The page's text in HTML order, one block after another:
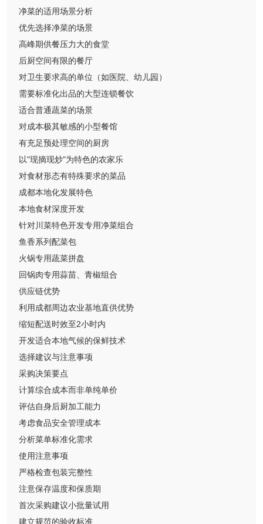
净菜的适用场景分析
优先选择净菜的场景
高峰期供餐压力大的食堂
后厨空间有限的餐厅
对卫生要求高的单位（如医院、幼儿园）
需要标准化出品的大型连锁餐饮
适合普通蔬菜的场景
对成本极其敏感的小型餐馆
有充足预处理空间的厨房
以"现摘现炒"为特色的农家乐
对食材形态有特殊要求的菜品
成都本地化发展特色
本地食材深度开发
针对川菜特色开发专用净菜组合
鱼香系列配菜包
火锅专用蔬菜拼盘
回锅肉专用蒜苗、青椒组合
供应链优势
利用成都周边农业基地直供优势
缩短配送时效至2小时内
开发适合本地气候的保鲜技术
选择建议与注意事项
采购决策要点
计算综合成本而非单纯单价
评估自身后厨加工能力
考虑食品安全管理成本
分析菜单标准化需求
使用注意事项
严格检查包装完整性
注意保存温度和保质期
首次采购建议小批量试用
建立规范的验收标准